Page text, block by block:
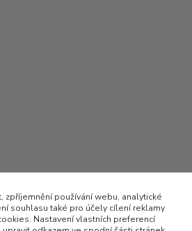
zpříjemnění používání webu, analytické
souhlasu také pro účely cílení reklamy
Nastavení vlastních preferencí